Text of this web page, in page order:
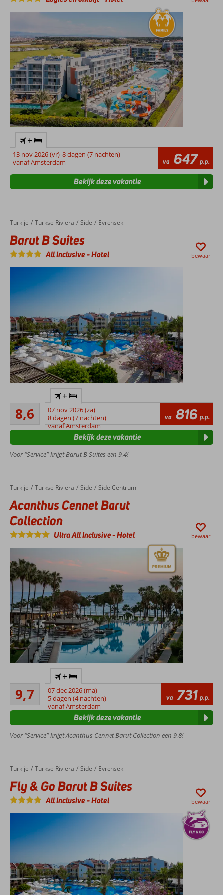
+
13 nov 2026 (vr) 8 dagen (7 nachten)
vanaf Amsterdam
va 647 p.p.
Bekijk deze vakantie
Home
Turkije Turkse Riviera Side Evrenseki
Barut B Suites
Barut B Suites
All Inclusive-Hotel bewaar
van
het
strand
glijbanen
Een
Center
Ontbijt,
Halfpension
of All
Inclusive
8,6
Aanrader
5
beoordelingen
+
07 nov 2026 (za)
8 dagen (7 nachten)
vanaf Amsterdam
va 816 p.p.
Voor “Service” krijgt Barut B Suites een 9,4!
Bekijk deze vakantie
Home
Turkije Turkse Riviera Side Side-Centrum
Acanthus Cennet Barut Collection
Acanthus Cennet Barut
Collection
Ultra All Inclusive-Hotel bewaar
Direct aan
zandstrand
Vriendelijk
personeel
Leuke
activiteiten
en oud
9,7
Uitmuntend
26
beoordelingen
+
07 dec 2026 (ma)
5 dagen (4 nachten)
vanaf Amsterdam
va 731 p.p.
Voor “Service” krijgt Acanthus Cennet Barut Collection een 9,8!
Bekijk deze vakantie
Home
Turkije Turkse Riviera Side Evrenseki
Fly & Go Barut B Suites
Fly & Go Barut B Suites
All Inclusive-Hotel bewaar